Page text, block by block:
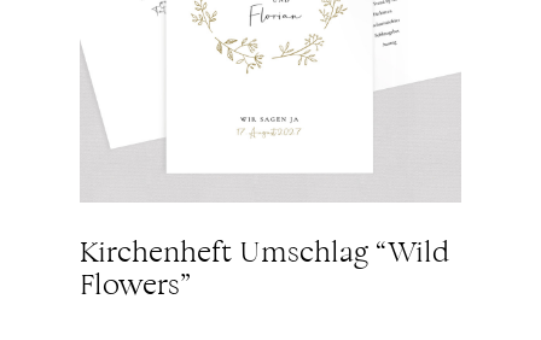
Kirchenheft Umschlag “Wild
Flowers”